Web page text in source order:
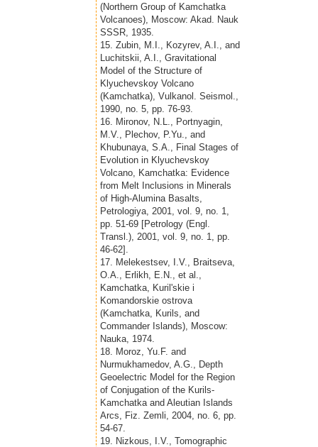
(Northern Group of Kamchatka
Volcanoes), Moscow: Akad. Nauk
SSSR, 1935.
15. Zubin, M.I., Kozyrev, A.I., and
Luchitskii, A.I., Gravitational
Model of the Structure of
Klyuchevskoy Volcano
(Kamchatka), Vulkanol. Seismol.,
1990, no. 5, pp. 76-93.
16. Mironov, N.L., Portnyagin,
M.V., Plechov, P.Yu., and
Khubunaya, S.A., Final Stages of
Evolution in Klyuchevskoy
Volcano, Kamchatka: Evidence
from Melt Inclusions in Minerals
of High-Alumina Basalts,
Petrologiya, 2001, vol. 9, no. 1,
pp. 51-69 [Petrology (Engl.
Transl.), 2001, vol. 9, no. 1, pp.
46-62].
17. Melekestsev, I.V., Braitseva,
O.A., Erlikh, E.N., et al.,
Kamchatka, Kuril'skie i
Komandorskie ostrova
(Kamchatka, Kurils, and
Commander Islands), Moscow:
Nauka, 1974.
18. Moroz, Yu.F. and
Nurmukhamedov, A.G., Depth
Geoelectric Model for the Region
of Conjugation of the Kurils-
Kamchatka and Aleutian Islands
Arcs, Fiz. Zemli, 2004, no. 6, pp.
54-67.
19. Nizkous, I.V., Tomographic